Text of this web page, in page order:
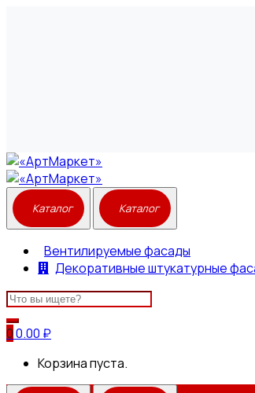
Вентилируемые фасады
Декоративные штукатурные
Search
for:
00.00 ₽
Корзина пуста.